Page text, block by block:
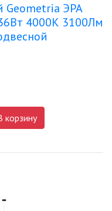
Geometria ЭРА
4000К 3100Лм
корзину